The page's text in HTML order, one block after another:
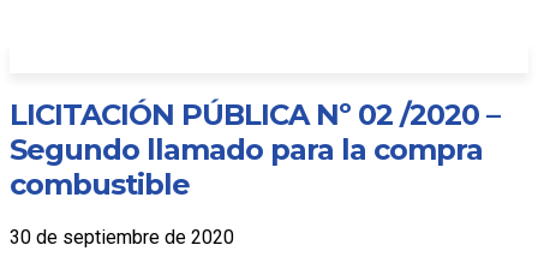
LICITACIÓN PÚBLICA Nº 02 /2020 –
Segundo llamado para la compra
combustible
30 de septiembre de 2020